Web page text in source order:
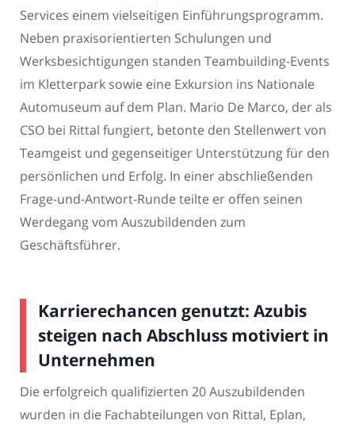
Services einem vielseitigen Einführungsprogramm.
Neben praxisorientierten Schulungen und
Werksbesichtigungen standen Teambuilding-Events
im Kletterpark sowie eine Exkursion ins Nationale
Automuseum auf dem Plan. Mario De Marco, der als
CSO bei Rittal fungiert, betonte den Stellenwert von
Teamgeist und gegenseitiger Unterstützung für den
persönlichen und Erfolg. In einer abschließenden
Frage-und-Antwort-Runde teilte er offen seinen
Werdegang vom Auszubildenden zum
Geschäftsführer.
Karrierechancen genutzt: Azubis
steigen nach Abschluss motiviert in
Unternehmen
Die erfolgreich qualifizierten 20 Auszubildenden
wurden in die Fachabteilungen von Rittal, Eplan,